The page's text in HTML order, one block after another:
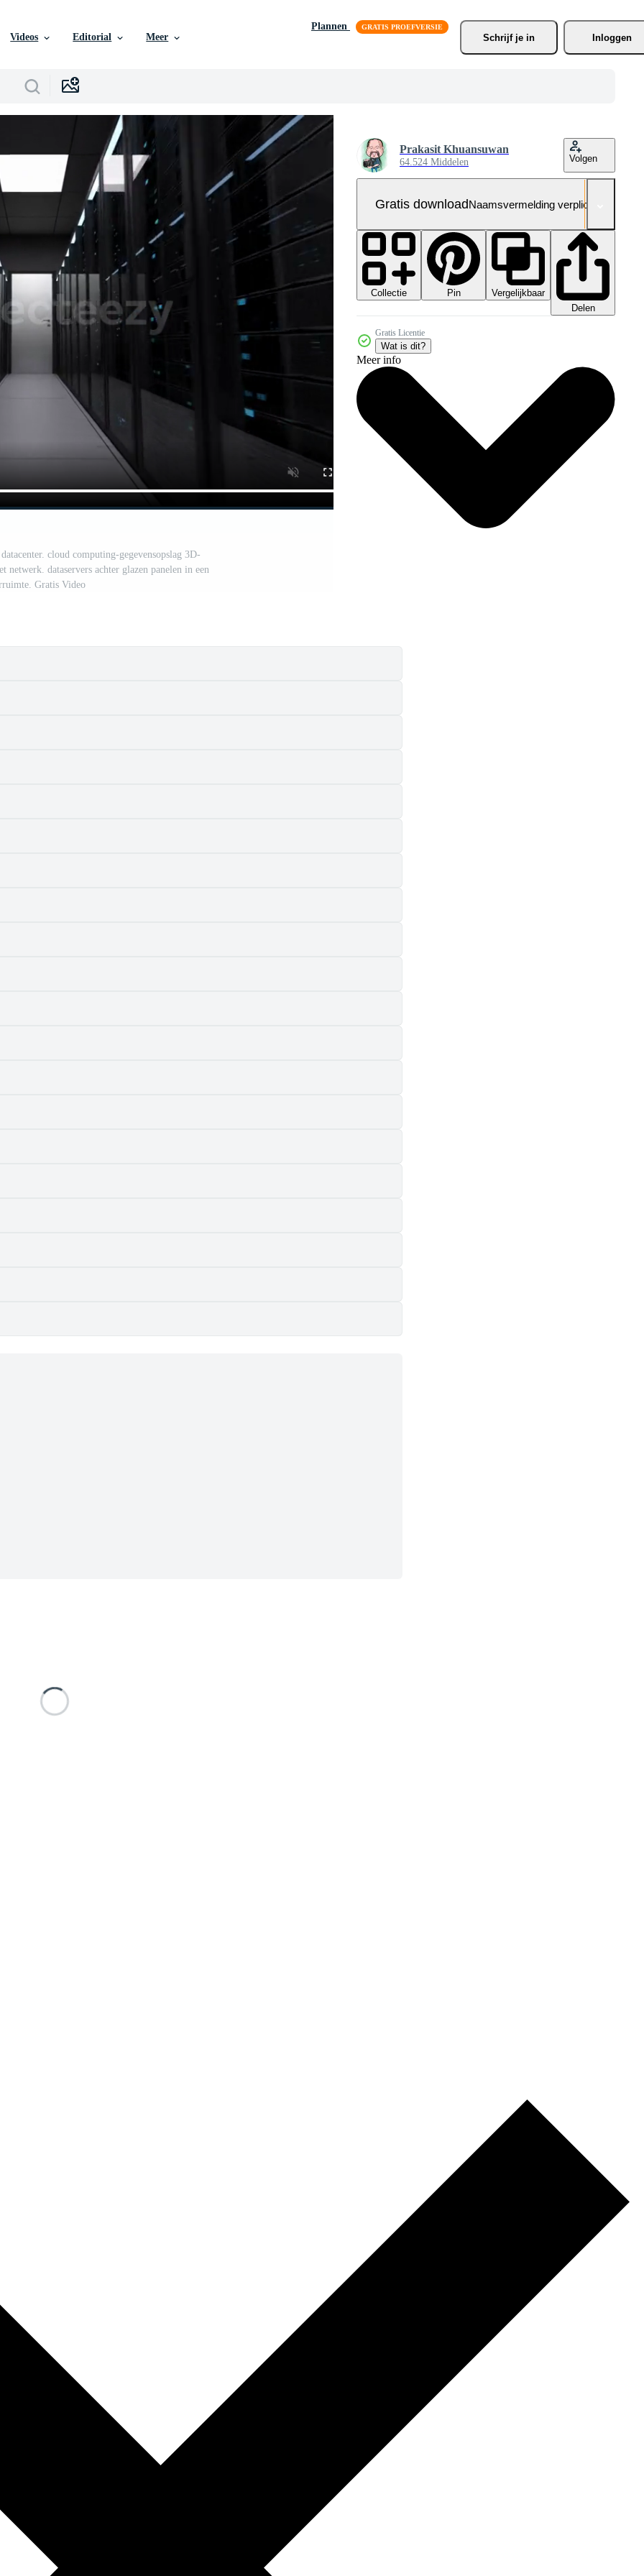
Videos Editorial Meer
Plannen
Schrijf je in Inloggen
cloud computing-gegevensopslag 3D-
netwerk. dataservers achter glazen panelen in een
Gratis Video
Prakasit Khuansuwan
64.524 Middelen Volgen
Gratis downloadNaamsvermelding verplicht
Collectie Pin
Vergelijkbaar
Delen
Gratis Licentie
Wat is dit?
Meer info